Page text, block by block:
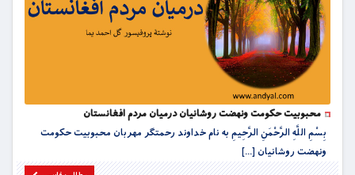
محبوبیت حکومت ونهضت روشانیان درمیان مردم افغانستان
بِسْمِ اللَّهِ الرَّحْمَنِ الرَّحِيمِ به نام خداوند رحمتگر مهربان محبوبیت حکومت
ونهضت روشانیان [...]